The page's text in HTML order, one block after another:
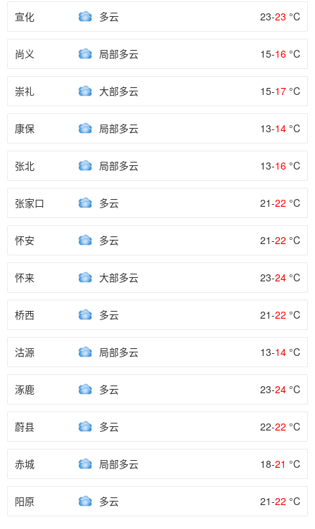
宣化 多云 23-23 °C
尚义 局部多云 15-16 °C
崇礼 大部多云 15-17 °C
康保 局部多云 13-14 °C
张北 局部多云 13-16 °C
张家口 多云 21-22 °C
怀安 多云 21-22 °C
怀来 大部多云 23-24 °C
桥西 多云 21-22 °C
沽源 局部多云 13-14 °C
涿鹿 多云 23-24 °C
蔚县 多云 22-22 °C
赤城 局部多云 18-21 °C
阳原 多云 21-22 °C